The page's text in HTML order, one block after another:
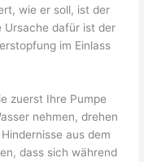
wie er soll, ist der
Ursache dafür ist der
im Einlass
zuerst Ihre Pumpe
nehmen, drehen
aus dem
dass sich während